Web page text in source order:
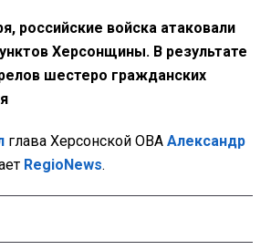
российские войска атаковали
Херсонщины. В результате
шестеро гражданских
глава Херсонской ОВА Александр
RegioNews.